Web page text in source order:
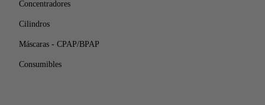
Concentradores
Cilindros
Máscaras - CPAP/BPAP
Consumibles